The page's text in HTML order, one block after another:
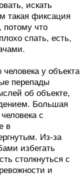
искать
такая фиксация
потому что
спать, есть,
у объекта
перепады
об объекте,
Большая
с
в
Из-за
избегать
столкнуться с
и